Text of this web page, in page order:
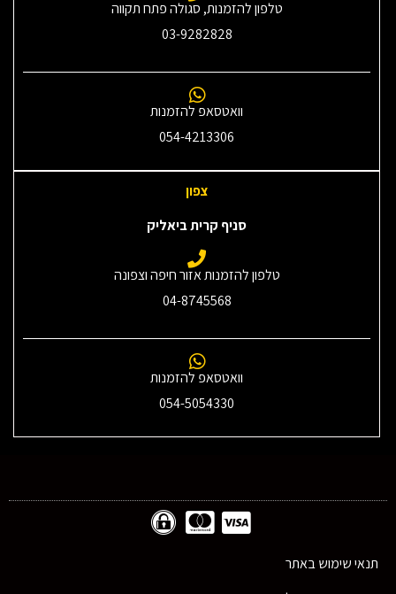
טלפון להזמנות, סגולה פתח תקווה
03-9282828
וואטסאפ להזמנות
054-4213306
צפון
סניף קרית ביאליק
טלפון להזמנות אזור חיפה וצפונה
04-8745568
וואטסאפ להזמנות
054-5054330
תנאי שימוש באתר